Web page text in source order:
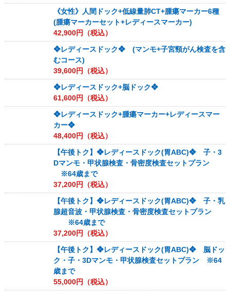
《女性》人間ドック+低線量肺CT+腫瘍マーカー6種
(腫瘍マーカーセット+レディースマーカー)
42,900円（税込）
❖レディースドック❖ (マンモ+子宮頸がん検査を含
むコース)
39,600円（税込）
❖レディースドック+脳ドック❖
61,600円（税込）
❖レディースドック+腫瘍マーカー+レディースマー
カー❖
48,400円（税込）
【午後トク】❖レディースドック(胃ABC)❖ 子・3
Dマンモ・甲状腺検査・骨密度検査セットプラン
※64歳まで
37,200円（税込）
【午後トク】❖レディースドック(胃ABC)❖ 子・乳
腺超音波・甲状腺検査・骨密度検査セットプラン
※64歳まで
37,200円（税込）
【午後トク】❖レディースドック(胃ABC)❖ 脳ドッ
ク・子・3Dマンモ・甲状腺検査セットプラン ※64
歳まで
55,000円（税込）